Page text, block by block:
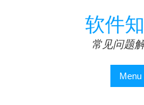
软件
常见问题
Menu